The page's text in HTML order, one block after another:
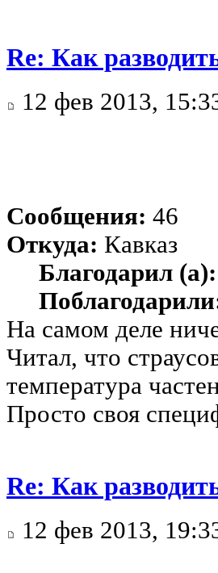
Re: Как
12 фев 2013,
Сообщения: 46
Откуда: Кавказ
Благодарил (а):
На самом деле
Читал, что
температура
Просто своя
Re: Как
12 фев 2013,